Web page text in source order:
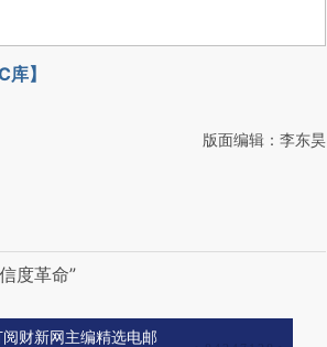
】
版面编辑：李东昊
度革命”
阅财新网主编精选电邮